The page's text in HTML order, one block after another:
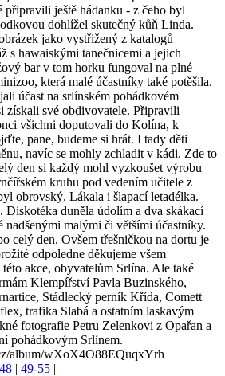
ještě hádanku - z čeho byl
dohlížel skutečný kůň Linda.
jako vystřižený z katalogů
s hawaiskými tanečnicemi a jejich
bar v tom horku fungoval na plné
která malé účastníky také potěšila.
účast na srlínském pohádkovém
získali své obdivovatele. Připravili
všichni doputovali do Kolína, k
pane, budeme si hrát. I tady děti
navíc se mohly zchladit v kádi. Zde to
den si každý mohl vyzkoušet výrobu
kruhu pod vedením učitele z
obrovský. Lákala i šlapací letadélka.
Diskotéka duněla údolím a dva skákací
nadšenými malými či většími účastníky.
celý den. Ovšem třešničkou na dortu je
odpoledne děkujeme všem
akce, obyvatelům Srlína. Ale také
Klempířství Pavla Buzinského,
Stádlecký perník Křída, Comett
trafika Slabá a ostatním laskavým
fotografie Petru Zelenkovi z Opařan a
pohádkovým Srlínem.
album/wXoX4O88EQuqxYrh
| 49-55 |